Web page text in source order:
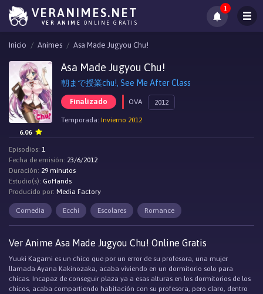
VERANIMES.NET
VER ANIME ONLINE GRATIS
1
Inicio Animes Asa Made Jugyou Chu!
Asa Made Jugyou Chu!
朝まで授業chu!, See Me After Class
Finalizado OVA 2012
Temporada: Invierno 2012
6.06
Episodios: 1
Fecha de emisión: 23/6/2012
Duración: 29 minutos
Estudio(s): GoHands
Producido por: Media Factory
Comedia Ecchi Escolares Romance
Ver Anime Asa Made Jugyou Chu! Online Gratis
Yuuki Kagami es un chico que por un error de su profesora, una mujer
llamada Ayana Kakinozaka, acaba viviendo en un dormitorio solo para
chicas. Incapaz de conseguir plaza ya a esas alturas en los dormitorios de los
chicos, acaba compartiendo habitación con su profesora, pero claro, dentro